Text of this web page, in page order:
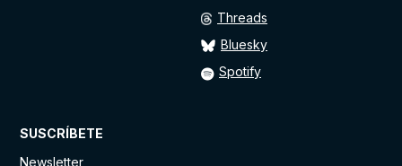
SUSCRÍBETE
Newsletter
Threads
Bluesky
Spotify